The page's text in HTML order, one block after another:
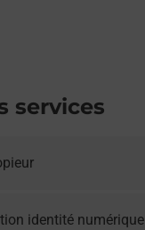
services
identité numérique